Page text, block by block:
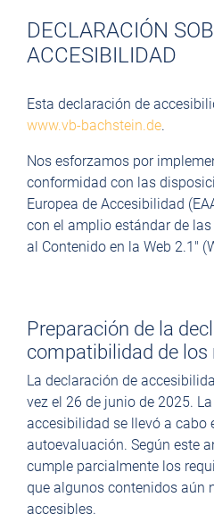
DECLARACIÓN
ACCESIBILIDAD
Esta declaración de
www.vb-bachstein.de.
Nos esforzamos por
conformidad con las
Europea de Accesibilidad
con el amplio estándar de
al Contenido en la Web 2.1"
Preparación de la
compatibilidad de los
La declaración de
vez el 26 de junio de 2025.
accesibilidad se llevó a cabo
autoevaluación. Según este
cumple parcialmente los
que algunos contenidos aún
accesibles.